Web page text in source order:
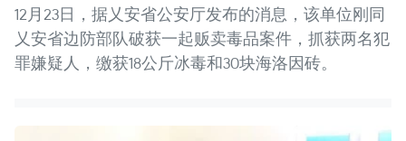
12月23日，据乂安省公安厅发布的消息，该单位刚同
乂安省边防部队破获一起贩卖毒品案件，抓获两名犯
罪嫌疑人，缴获18公斤冰毒和30块海洛因砖。